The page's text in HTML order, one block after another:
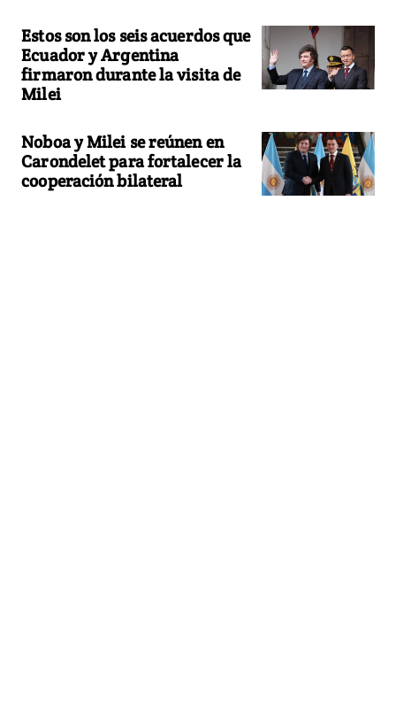
Estos son los seis acuerdos que
Ecuador y Argentina
firmaron durante la visita de
Milei
Noboa y Milei se reúnen en
Carondelet para fortalecer la
cooperación bilateral